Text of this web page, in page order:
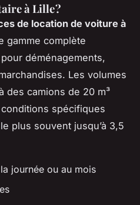
à Lille ?
de location de voiture à
gamme complète
déménagements,
Les volumes
des camions de 20 m³
spécifiques
plus souvent jusqu’à 3,5
journée ou au mois